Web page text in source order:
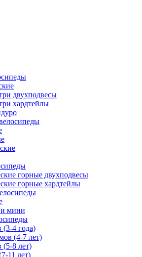
двухподвесы
хардтейлы
горные двухподвесы
горные хардтейлы
мини
4 года)
(4-7 лет)
8 лет)
11 лет)